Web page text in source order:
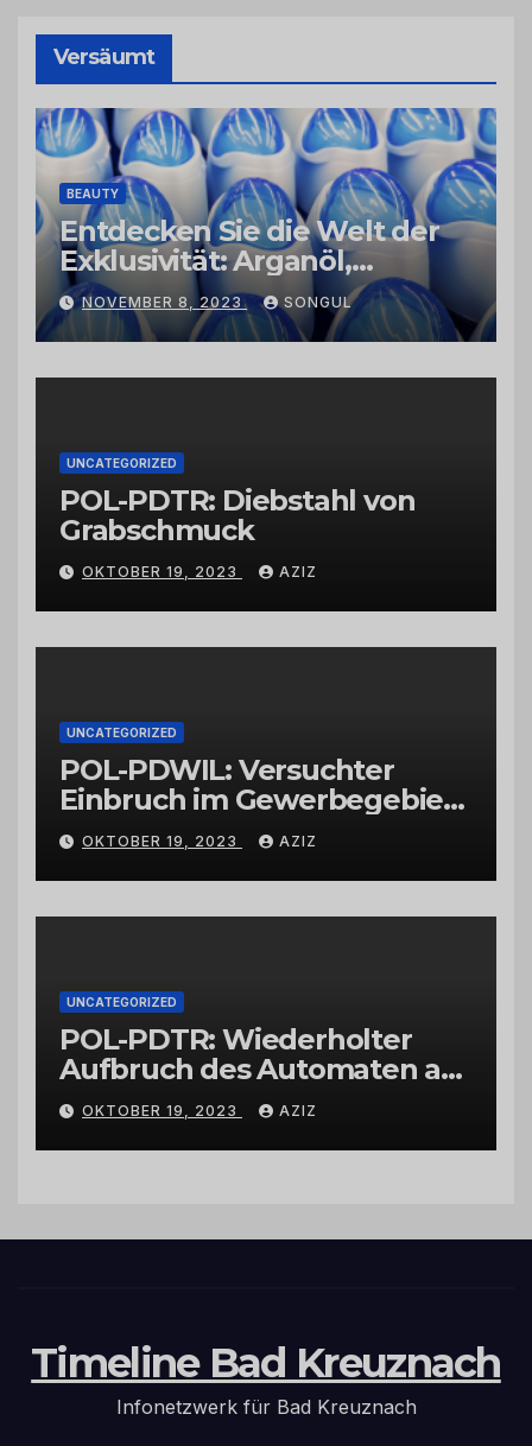
Versäumt
BEAUTY
Entdecken Sie die Welt der
Exklusivität: Arganöl,
Kaktusfeigenkernöl und
Schwarzkümmelöl von
vertrauenswürdigen
Großhändlern und Anbietern
NOVEMBER 8, 2023 SONGUL
UNCATEGORIZED
POL-PDTR: Diebstahl von
Grabschmuck
OKTOBER 19, 2023 AZIZ
UNCATEGORIZED
POL-PDWIL: Versuchter
Einbruch im Gewerbegebiet
Wittlich
OKTOBER 19, 2023 AZIZ
UNCATEGORIZED
POL-PDTR: Wiederholter
Aufbruch des Automaten am
Wohnmobilstellplatz in
Hermeskeil am Labachweg
OKTOBER 19, 2023 AZIZ
Timeline Bad Kreuznach
Infonetzwerk für Bad Kreuznach